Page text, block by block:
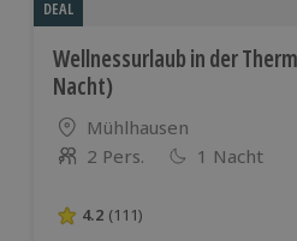
DEAL
Wellnessurlaub in der
Nacht)
Standort
Mühlhausen
Anzahl der Teilnehmer
2 Pers. 1 Nacht
4.2 von 5 Sternen
4.2 (111)